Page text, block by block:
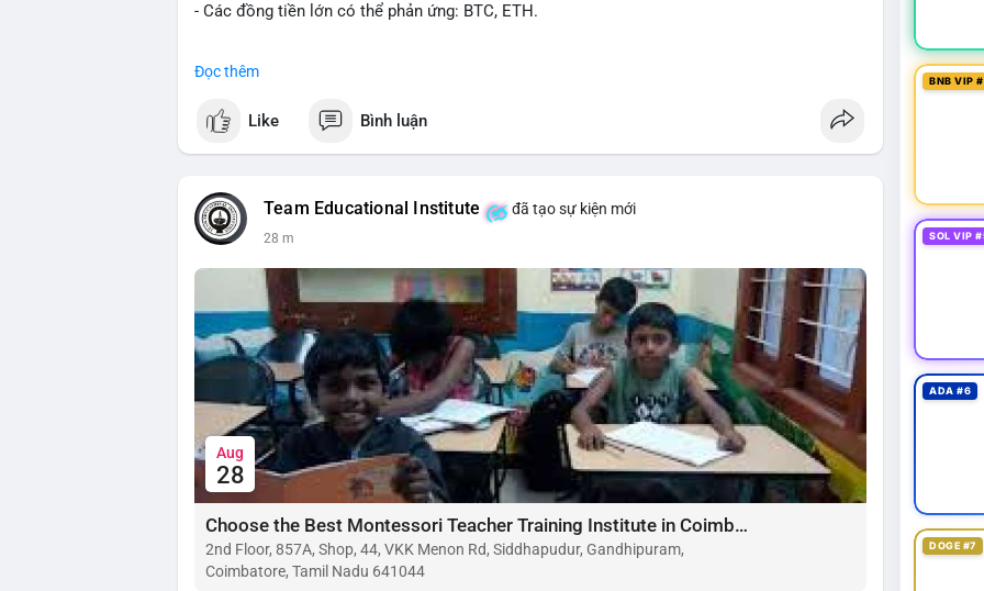
- Các đồng tiền lớn có thể phản ứng: BTC, ETH.
#vlikevn #titanbot
📰 Nguồn: CoinDesk
Đọc thêm
Like Bình luận
Team Educational Institute đã tạo sự kiện mới
28 m
Aug
28
Choose the Best Montessori Teacher Training Institute in Coimbatore for a Rewarding Career
2nd Floor, 857A, Shop, 44, VKK Menon Rd, Siddhapudur, Gandhipuram,
Coimbatore, Tamil Nadu 641044
BNB VIP
SOL VIP
ADA #6
DOGE #7